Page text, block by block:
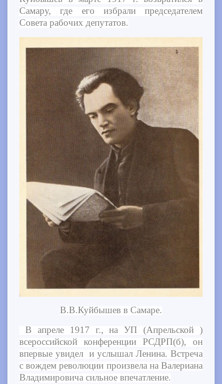
Самару, где его избрали председателем
Совета рабочих депутатов.
В.В.Куйбышев в Самаре.
В апреле 1917 г., на УП (Апрельской )
всероссийской конференции РСДРП(б), он
впервые увидел и услышал Ленина. Встреча
с вождем революции произвела на Валериана
Владимировича сильное впечатление.